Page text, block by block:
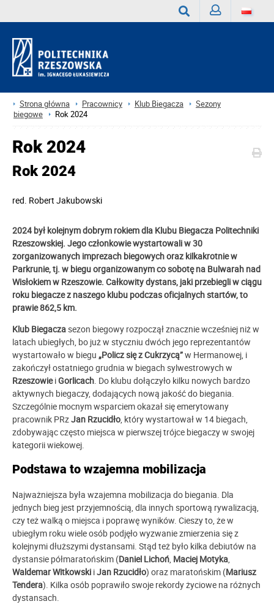
Strona główna Pracownicy Klub Biegacza
Sezony
biegowe
Rok 2024
Rok 2024
Rok 2024
red. Robert Jakubowski
2024 był kolejnym dobrym rokiem dla Klubu Biegacza Politechniki
Rzeszowskiej. Jego członkowie wystartowali w 30
zorganizowanych imprezach biegowych oraz kilkakrotnie w
Parkrunie, tj. w biegu organizowanym co sobotę na Bulwarah nad
Wisłokiem w Rzeszowie. Całkowity dystans, jaki przebiegli w ciągu
roku biegacze z naszego klubu podczas oficjalnych startów, to
prawie 862,5 km.
Klub Biegaczasezon biegowy rozpoczął znacznie wcześniej niż w
latach ubiegłych, bo już w styczniu dwóch jego reprezentantów
wystartowało w biegu „Policz się z Cukrzycą”w Hermanowej, i
zakończył ostatniego grudnia w biegach sylwestrowych w
RzeszowieiGorlicach . Do klubu dołączyło kilku nowych bardzo
aktywnych biegaczy, dodających nową jakość do biegania.
Szczególnie mocnym wsparciem okazał się emerytowany
pracownik PRzJan Rzucidło , który wystartował w 14 biegach,
zdobywając często miejsca w pierwszej trójce biegaczy w swojej
kategorii wiekowej.
Podstawa to wzajemna mobilizacja
Najważniejsza była wzajemna mobilizacja do biegania. Dla
jednych bieg jest przyjemnością, dla innych sportową rywalizacją,
czy też walką o miejsca i poprawę wyników. Cieszy to, że w
ubiegłym roku wiele osób podjęło wyzwanie zmierzenia się z
kolejnymi dłuższymi dystansami. Stąd też było kilka debiutów na
dystansie półmaratońskim (Daniel Lichoń Maciej Motyka
Waldemar Witkowski iJan Rzucidło) oraz maratońskim (Mariusz
Tendera). Kilka osób poprawiło swoje rekordy życiowe na różnych
dystansach.